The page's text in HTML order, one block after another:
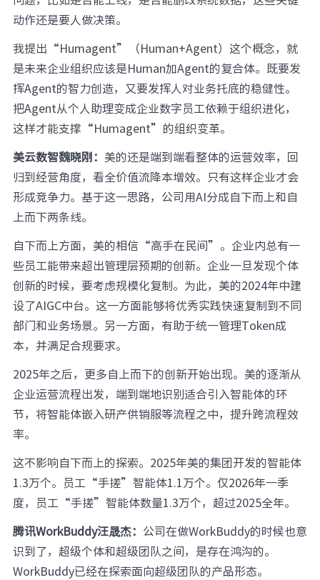
动作还是要人做决策。
我提出“Humagent”（Human+Agent）这个概念，就
是未来企业组织应该是Human加Agent的复合体。既要发
挥Agent的智力创造，又要发挥人对业务托底的稳健性。
把Agent从个人助理变成企业数字员工依赖于组织进化，
这样才能支撑“Humagent”的组织变革。
美云数智魏晓刚： 美的还是端到端看整体的运营效率，回
归到经营角度，看全价值流降本增效。只有这样企业才会
形成竞争力。基于这一思路，公司用AI分成自下而上和自
上而下两条线。
自下而上方面，美的相信“高手在民间”。企业内总有一
些员工能带来超出管理层预期的创新。企业一旦发现个体
创新的时候，要考虑规模化复制。为此，美的2024年中建
设了AIGC中台。这一方面能够将优秀实践快速复制到不同
部门和业务场景。另一方面，有助于统一管理Token成
本，并满足合规要求。
2025年之后，更多自上而下的创新开始出现。美的逐渐从
企业运营流程出发，端到端地识别适合引入智能体的环
节，将智能体嵌入研产供销服等流程之中，提升跨流程效
率。
这不影响自下而上的探索。2025年美的集团开发的智能体
1.3万个。员工“手搓”智能体1.1万个。仅2026年一季
度，员工“手搓”智能体数量1.3万个，超过2025全年。
腾讯WorkBuddy汪晟杰： 公司在做WorkBuddy的时候也意
识到了，超级个体和超级团队之间，是存在鸿沟的。
WorkBuddy已经在探索面向超级团队的产品形态。